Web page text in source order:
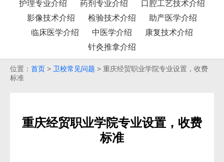
护理专业介绍 药剂专业介绍
口腔工艺技术介绍
影像技术介绍
检验技术介绍
助产医学介绍
临床医学介绍
中医学介绍
康复技术介绍
针灸推拿介绍
位置： 首页 > 卫校常见问题 > 重庆经贸职业学院专业设置，收费
标准
重庆经贸职业学院专业设置，收费
标准